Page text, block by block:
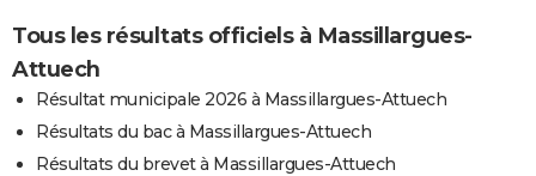
Tous les résultats officiels à Massillargues-
Attuech
Résultat municipale 2026 à Massillargues-Attuech
Résultats du bac à Massillargues-Attuech
Résultats du brevet à Massillargues-Attuech